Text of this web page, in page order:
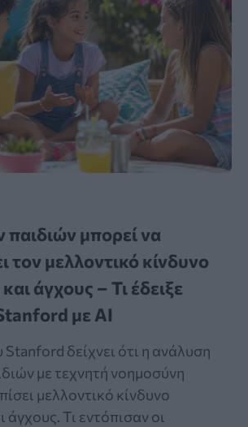
παιδιών μπορεί να
τον μελλοντικό κίνδυνο
άγχους – Τι έδειξε
με AI
δείχνει ότι η ανάλυση
με τεχνητή νοημοσύνη
μελλοντικό κίνδυνο
άγχους. Τι εντόπισαν οι